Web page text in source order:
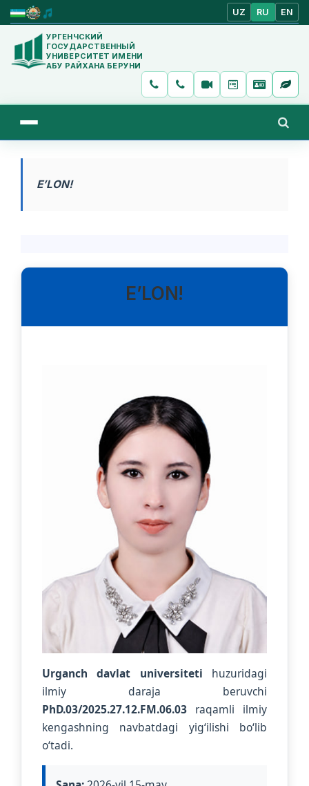
UZ RU EN
УРГЕНЧСКИЙ
ГОСУДАРСТВЕННЫЙ
УНИВЕРСИТЕТ ИМЕНИ
АБУ РАЙХАНА БЕРУНИ
E’LON!
E’LON!
Urganch davlat universiteti huzuridagi
ilmiy daraja beruvchi
PhD.03/2025.27.12.FM.06.03 raqamli ilmiy
kengashning navbatdagi yig‘ilishi bo‘lib
o‘tadi.